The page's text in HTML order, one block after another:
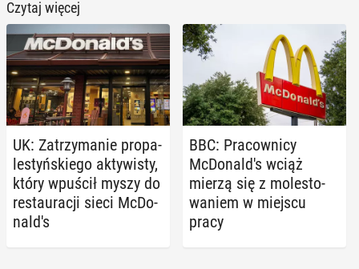
Czytaj więcej
UK: Za­trzy­ma­nie pro­pa­
le­styń­skie­go ak­ty­wi­sty,
który wpuścił myszy do
re­stau­ra­cji sieci McDo­
nal­d's
BBC: Pra­cow­ni­cy
McDo­nal­d's wciąż
mierzą się z mo­le­sto­
wa­niem w miejscu
pracy